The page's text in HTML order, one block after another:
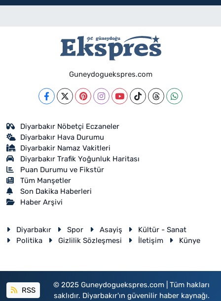
Guneydoguekspres.com
Diyarbakır Nöbetçi Eczaneler
Diyarbakır Hava Durumu
Diyarbakir Namaz Vakitleri
Diyarbakır Trafik Yoğunluk Haritası
Puan Durumu ve Fikstür
Tüm Manşetler
Son Dakika Haberleri
Haber Arşivi
Diyarbakır Spor Asayiş
Kültür - Sanat
Politika
Gizlilik Sözleşmesi İletişim Künye
RSS
© 2025 Guneydoguekspres.com | Tüm hakları
saklıdır. Diyarbakır'ın güvenilir haber kaynağı.